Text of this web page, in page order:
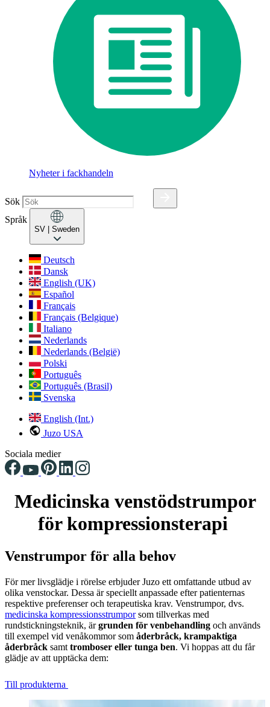
Nyheter i fackhandeln
Sök
Språk
SV | Sweden
Deutsch
Dansk
English (UK)
Español
Français
Français (Belgique)
Italiano
Nederlands
Nederlands (België)
Polski
Português
Português (Brasil)
Svenska
English (Int.)
Juzo USA
Sociala medier
Medicinska venstödstrumpor
för kompressionsterapi
Venstrumpor för alla behov
För mer livsglädje i rörelse erbjuder Juzo ett omfattande utbud av
olika venstockar. Dessa är speciellt anpassade efter patienternas
respektive preferenser och terapeutiska krav. Venstrumpor, dvs.
medicinska kompressionsstrumporsom tillverkas med
rundstickningsteknik, ärgrunden för venbehandling och används
till exempel vid venåkommor som åderbråck, krampaktiga
åderbråck samt tromboser eller tunga ben. Vi hoppas att du får
glädje av att upptäcka dem:
Till produkterna